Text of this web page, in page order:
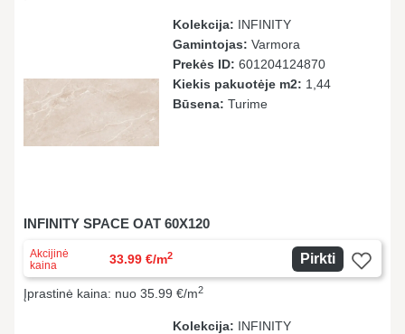
Kolekcija: INFINITY
Gamintojas: Varmora
Prekės ID: 601204124870
Kiekis pakuotėje m2: 1,44
Būsena: Turime
INFINITY SPACE OAT 60X120
Akcijinė
kaina
33.99 €/m2 Pirkti
Įprastinė kaina: nuo 35.99 €/m2
Kolekcija: INFINITY